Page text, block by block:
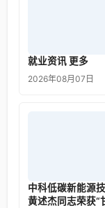
就业资讯 更多
2026年08月07日
中科低碳新能源
黄述杰同志荣获“